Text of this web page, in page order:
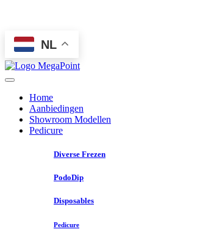
NL
Home
Aanbiedingen
Showroom Modellen
Pedicure
Diverse Frezen
PodoDip
Disposables
Pedicure